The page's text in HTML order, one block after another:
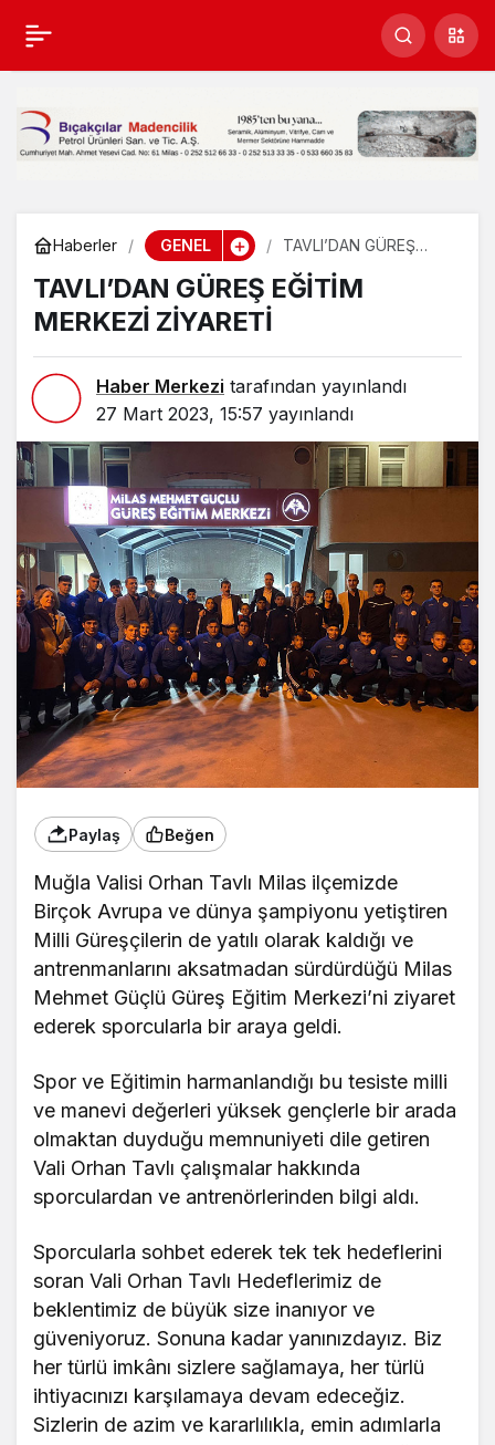
Haberler GENEL
TAVLI’DAN GÜREŞ
ZİYARETİ
TAVLI’DAN GÜREŞ EĞİTİM
MERKEZİ ZİYARETİ
Haber Merkezi tarafından yayınlandı
27 Mart 2023, 15:57 yayınlandı
Paylaş Beğen
Muğla Valisi Orhan Tavlı Milas ilçemizde
Birçok Avrupa ve dünya şampiyonu yetiştiren
Milli Güreşçilerin de yatılı olarak kaldığı ve
antrenmanlarını aksatmadan sürdürdüğü Milas
Mehmet Güçlü Güreş Eğitim Merkezi’ni ziyaret
ederek sporcularla bir araya geldi.
Spor ve Eğitimin harmanlandığı bu tesiste milli
ve manevi değerleri yüksek gençlerle bir arada
olmaktan duyduğu memnuniyeti dile getiren
Vali Orhan Tavlı çalışmalar hakkında
sporculardan ve antrenörlerinden bilgi aldı.
Sporcularla sohbet ederek tek tek hedeflerini
soran Vali Orhan Tavlı Hedeflerimiz de
beklentimiz de büyük size inanıyor ve
güveniyoruz. Sonuna kadar yanınızdayız. Biz
her türlü imkânı sizlere sağlamaya, her türlü
ihtiyacınızı karşılamaya devam edeceğiz.
Sizlerin de azim ve kararlılıkla, emin adımlarla
TAVLI’DAN GÜREŞ
ZİYARETİ
Paylaş